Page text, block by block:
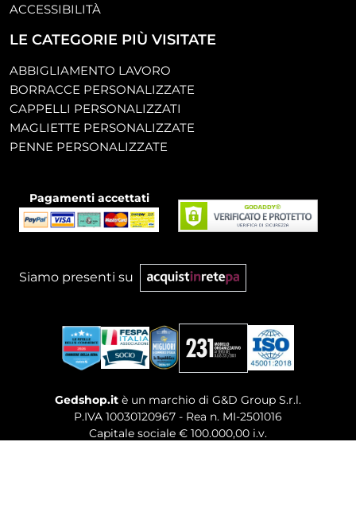
ACCESSIBILITÀ
LE CATEGORIE PIÙ VISITATE
ABBIGLIAMENTO LAVORO
BORRACCE PERSONALIZZATE
CAPPELLI PERSONALIZZATI
MAGLIETTE PERSONALIZZATE
PENNE PERSONALIZZATE
Pagamenti accettati
Siamo presenti su
Gedshop.it è un marchio di G&D Group S.r.l.
P.IVA 10030120967 - Rea n. MI-2501016
Capitale sociale € 100.000,00 i.v.